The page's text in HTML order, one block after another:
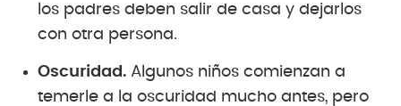
los padres deben salir de casa y dejarlos
con otra persona.
Oscuridad. Algunos niños comienzan a
temerle a la oscuridad mucho antes, pero